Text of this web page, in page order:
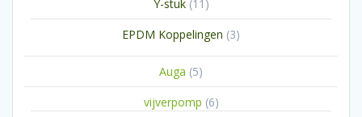
Y-stuk 11
producten
EPDM Koppelingen 33
Auga 55
producten
vijverpomp 66